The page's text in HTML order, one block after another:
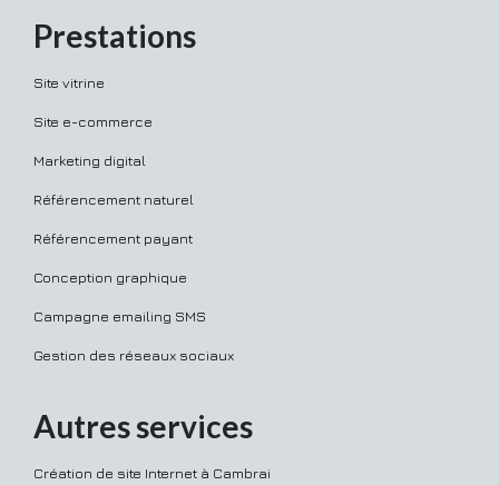
Prestations
Site vitrine
Site e-commerce
Marketing digital
Référencement naturel
Référencement payant
Conception graphique
Campagne emailing SMS
Gestion des réseaux sociaux
Autres services
Création de site Internet à Cambrai